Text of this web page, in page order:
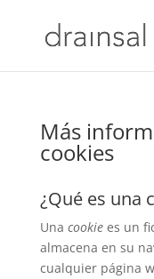
Más
cookies
¿Qué es una
Una cookiees un
almacena en su
cualquier página